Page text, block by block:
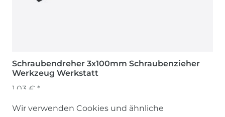
Schraubendreher 3x100mm Schraubenzieher
Werkzeug Werkstatt
1,03 € *
Wir verwenden Cookies und ähnliche